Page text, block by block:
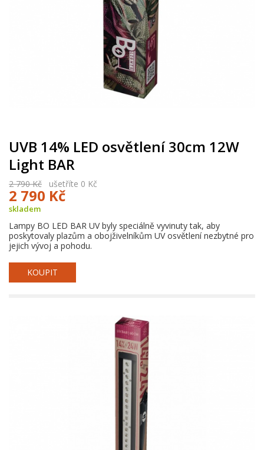
UVB 14% LED osvětlení 30cm 12W
Light BAR
2 790 Kč ušetříte 0 Kč
2 790 Kč
skladem
Lampy BO LED BAR UV byly speciálně vyvinuty tak, aby
poskytovaly plazům a obojživelníkům UV osvětlení nezbytné pro
jejich vývoj a pohodu.
KOUPIT